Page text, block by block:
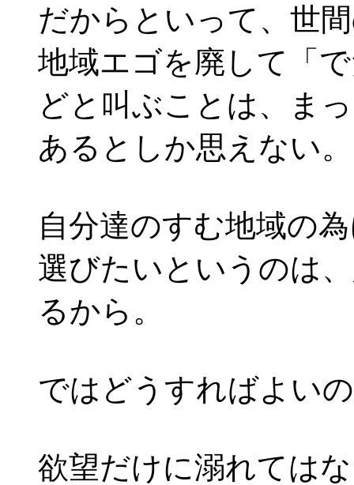
だからといって、世
地域エゴを廃して「
どと叫ぶことは、ま
あるとしか思えない。
自分達のすむ地域の
選びたいというのは
るから。
ではどうすればよい
欲望だけに溺れては